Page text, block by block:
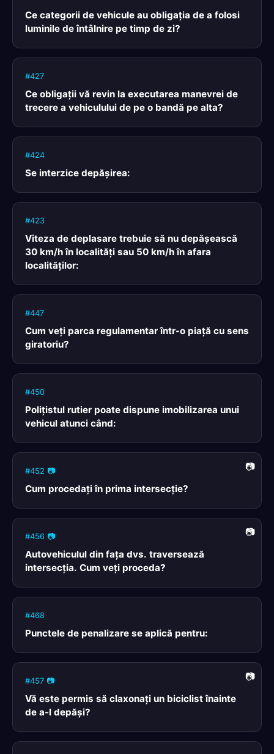
Ce categorii de vehicule au obligaţia de a folosi
luminile de întâlnire pe timp de zi?
#427
Ce obligaţii vă revin la executarea manevrei de
trecere a vehiculului de pe o bandă pe alta?
#424
Se interzice depăşirea:
#423
Viteza de deplasare trebuie să nu depăşească
30 km/h în localităţi sau 50 km/h în afara
localităţilor:
#447
Cum veţi parca regulamentar într-o piaţă cu sens
giratoriu?
#450
Poliţistul rutier poate dispune imobilizarea unui
vehicul atunci când:
#452 📷
Cum procedaţi în prima intersecţie?
#456 📷
Autovehiculul din faţa dvs. traversează
intersecţia. Cum veţi proceda?
#468
Punctele de penalizare se aplică pentru:
#457 📷
Vă este permis să claxonaţi un biciclist înainte
de a-l depăşi?